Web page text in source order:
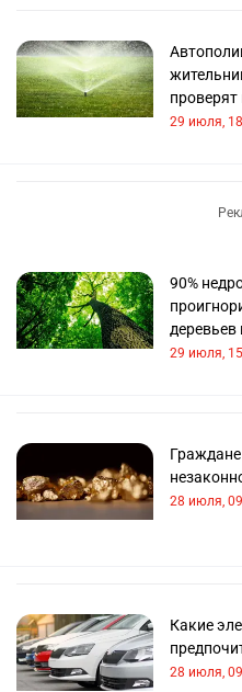
29 июля,
90%
29 июля,
28 июля,
Какие
28 июля,